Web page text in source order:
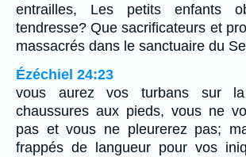
entrailles, Les petits enfants
tendresse? Que sacrificateurs et
massacrés dans le sanctuaire du
Ézéchiel 24:23
vous aurez vos turbans sur
chaussures aux pieds, vous ne
pas et vous ne pleurerez pas;
frappés de langueur pour vos